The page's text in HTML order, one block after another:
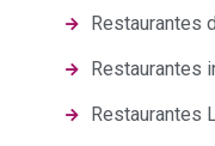
Restaurantes
Restaurantes
Restaurantes